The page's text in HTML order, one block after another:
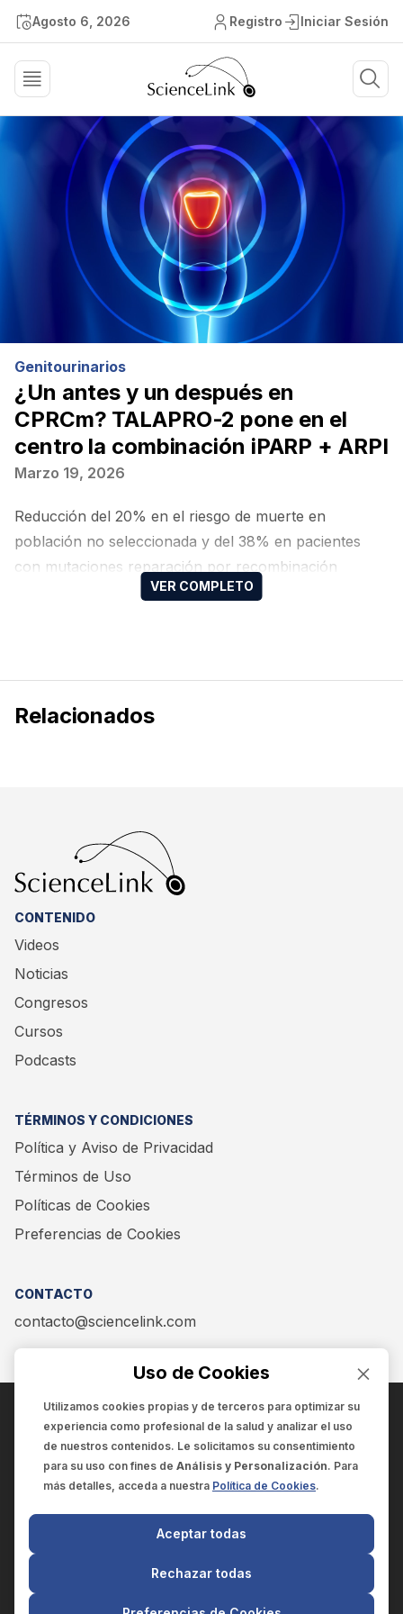
Agosto 6, 2026 Registro Iniciar Sesión
Genitourinarios
¿Un antes y un después en
CPRCm? TALAPRO-2 pone en el
centro la combinación iPARP + ARPI
Marzo 19, 2026
Reducción del 20% en el riesgo de muerte en
población no seleccionada y del 38% en pacientes
con mutaciones reparación por recombinación
homóloga (HRR, por sus siglas en inglés)
Relacionados
CONTENIDO
Videos
Noticias
Congresos
Cursos
Podcasts
TÉRMINOS Y CONDICIONES
Política y Aviso de Privacidad
Términos de Uso
Políticas de Cookies
Preferencias de Cookies
CONTACTO
contacto@sciencelink.com
ENCUÉNTRANOS EN:
SCIENCELINK
SCILINK COMUNICACIÓN CIENTÍFICA SC
El contenido y la información de este sitio web es exclusivo
para profesionales de la salud.
Uso de Cookies
Utilizamos cookies propias y de terceros para optimizar su
experiencia como profesional de la salud y analizar el uso
de nuestros contenidos. Le solicitamos su consentimiento
para su uso con fines de Análisis y Personalización. Para
más detalles, acceda a nuestra Política de Cookies.
Rechazar todas
Aceptar todas